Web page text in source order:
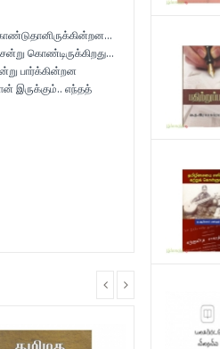
கொண்டிருக்கிறது…
பார்க்கின்றன
இருக்கும்.. எந்தத்